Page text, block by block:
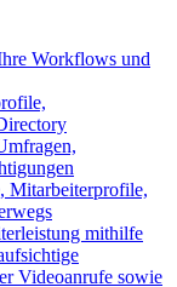
Workflows und
Mitarbeiterprofile,
mithilfe
Videoanrufe sowie